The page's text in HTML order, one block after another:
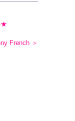
★
French ＞